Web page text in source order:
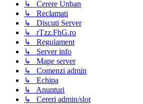
↳ Cerere Unban
↳ Reclamati
↳ Discuti Server
↳ rTzz.FhG.ro
↳ Regulament
↳ Server info
↳ Mape server
↳ Comenzi admin
↳ Echipa
↳ Anunturi
↳ Cereri admin/slot